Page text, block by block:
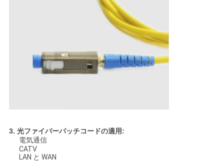
3. 光ファイバーパッチコードの適用:
電気通信
CATV
LAN と WAN